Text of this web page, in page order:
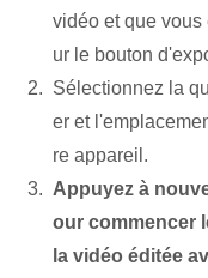
vidéo et que vous
ur le bouton
Sélectionnez la
er et
re appareil.
Appuyez à
our commencer
la vidéo éditée